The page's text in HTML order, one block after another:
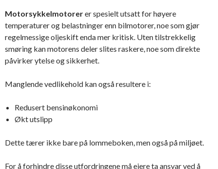
Motorsykkelmotorerer spesielt utsatt for høyere
temperaturer og belastninger enn bilmotorer, noe som gjør
regelmessige oljeskift enda mer kritisk. Uten tilstrekkelig
smøring kan motorens deler slites raskere, noe som direkte
påvirker ytelse og sikkerhet.
Manglende vedlikehold kan også resultere i:
Redusert bensinøkonomi
Økt utslipp
Dette tærer ikke bare på lommeboken, men også på miljøet.
For å forhindre disse utfordringene må eiere ta ansvar ved å